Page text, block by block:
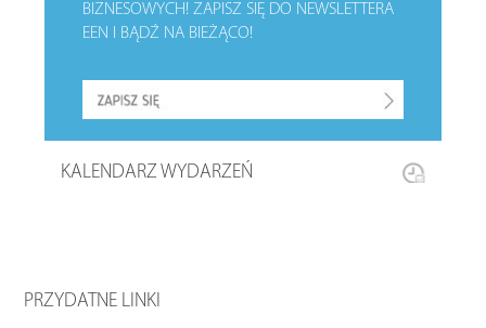
BIZNESOWYCH!ZAPISZ SIĘ DO NEWSLETTERA
EEN I BĄDŹ NA BIEŻĄCO!
KALENDARZ WYDARZEŃ
PRZYDATNE LINKI